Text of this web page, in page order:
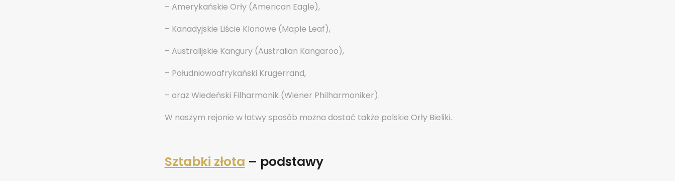
– Amerykańskie Orły (American Eagle),
– Kanadyjskie Liście Klonowe (Maple Leaf),
– Australijskie Kangury (Australian Kangaroo),
– Południowoafrykański Krugerrand,
– oraz Wiedeński Filharmonik (Wiener Philharmoniker).
W naszym rejonie w łatwy sposób można dostać także polskie Orły Bieliki.
Sztabki złota – podstawy